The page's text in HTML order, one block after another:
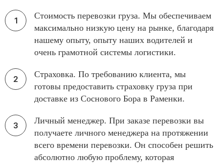
Стоимость перевозки груза. Мы обеспечиваем
максимально низкую цену на рынке, благодаря
нашему опыту, опыту наших водителей и
очень грамотной системы логистики.
Страховка. По требованию клиента, мы
готовы предоставить страховку груза при
доставке из Соснового Бора в Раменки.
Личный менеджер. При заказе перевозки вы
получаете личного менеджера на протяжении
всего времени перевозки. Он способен решить
абсолютно любую проблему, которая